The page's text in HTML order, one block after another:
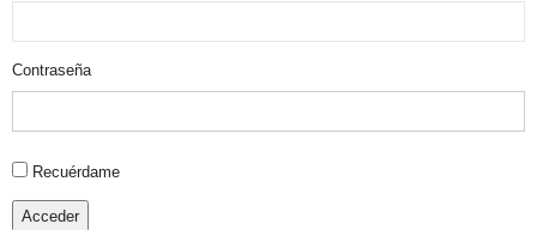
Contraseña
Alternative:
Recuérdame
Acceder